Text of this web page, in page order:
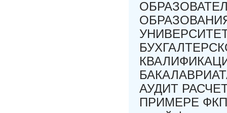
АУДИТ
ПРИМЕРЕ ФКП